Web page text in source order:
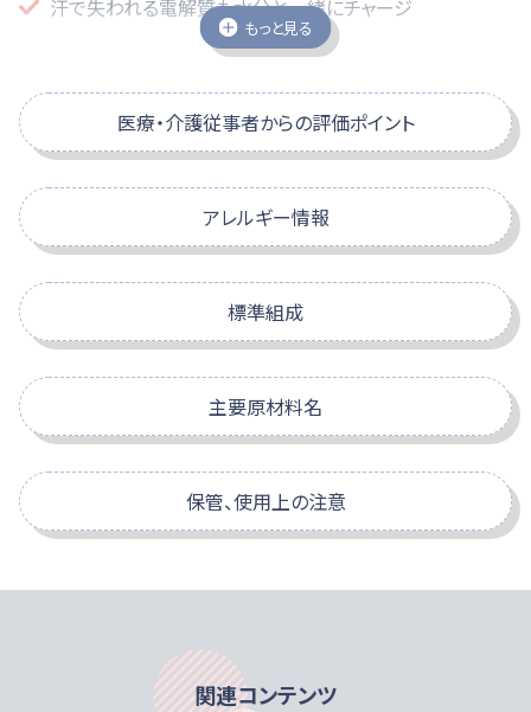
汗で失われる電解質も水分と一緒にチャージ
季節を問わず、様々なシーンで大活躍の1本。
入浴前後に
入浴中の発汗で多くの水分が失われるので、十分な水分
ウォーキングのお供に
運動時には電解質と水分が失われるので、水分補給をし
就寝前に
人は寝ている間にコップ1～2杯ほどの汗をかくので、水分
補給をお勧めします。
起床後に
朝起きたときの体は、皮膚や呼吸を通して水分を失ってい
るので水分補給が必要です。
食事時間に
行うと良いでしょう。
※専用のコネクタが必要になる場合はお問合せください。
もっと見る
医療・介護従事者からの評価ポイント
アレルギー情報
特定原材料
小麦
特定原材料に準ずるもの
該当なし
標準組成
たんぱく質
脂質
主要原材料名
果糖ぶどう糖液糖、食塩/ゲル化剤（増粘多糖類）、クエン酸、
塩化K、クエン酸Na、乳酸Ca、甘味料（アセスルファムK、スクラ
ロース）、香料
保管、使用上の注意
使用中に異常が認められた場合は直ちに使用を中止して
関連コンテンツ